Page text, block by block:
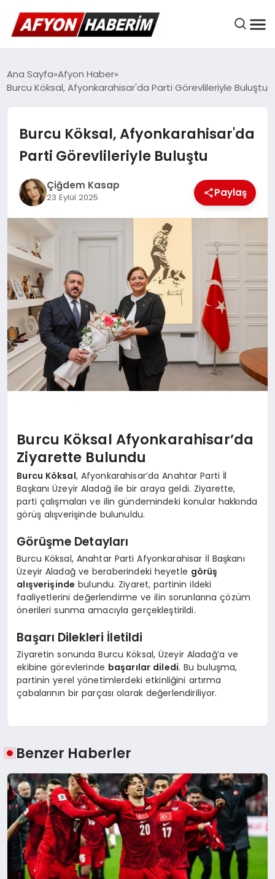
AFYON HABER
BELEDIYELER
EKONOMI
DÜNYA
SPOR
MAGAZIN
SAĞLIK
TEKNOLOJI
Ana Sayfa Afyon Haber
Burcu Köksal, Afyonkarahisar'da Parti Görevlileriyle Buluştu
Burcu Köksal, Afyonkarahisar'da
Parti Görevlileriyle Buluştu
Çiğdem Kasap
23 Eylül 2025 Paylaş
Burcu Köksal Afyonkarahisar’da
Ziyarette Bulundu
Burcu Köksal, Afyonkarahisar’da Anahtar Parti İl
Başkanı Üzeyir Aladağ ile bir araya geldi. Ziyarette,
parti çalışmaları ve ilin gündemindeki konular hakkında
görüş alışverişinde bulunuldu.
Görüşme Detayları
Burcu Köksal, Anahtar Parti Afyonkarahisar İl Başkanı
Üzeyir Aladağ ve beraberindeki heyetle görüş
alışverişinde bulundu. Ziyaret, partinin ildeki
faaliyetlerini değerlendirme ve ilin sorunlarına çözüm
önerileri sunma amacıyla gerçekleştirildi.
Başarı Dilekleri İletildi
Ziyaretin sonunda Burcu Köksal, Üzeyir Aladağ’a ve
ekibine görevlerinde başarılar diledi. Bu buluşma,
partinin yerel yönetimlerdeki etkinliğini artırma
çabalarının bir parçası olarak değerlendiriliyor.
Benzer Haberler